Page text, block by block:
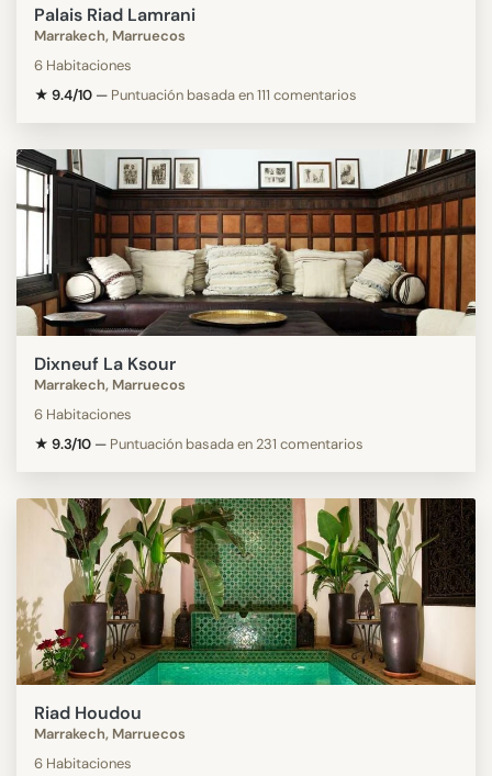
Palais Riad Lamrani
Marrakech, Marruecos
6 Habitaciones
★ 9.4/10 — Puntuación basada en 111 comentarios
Dixneuf La Ksour
Marrakech, Marruecos
6 Habitaciones
★ 9.3/10 — Puntuación basada en 231 comentarios
Riad Houdou
Marrakech, Marruecos
6 Habitaciones